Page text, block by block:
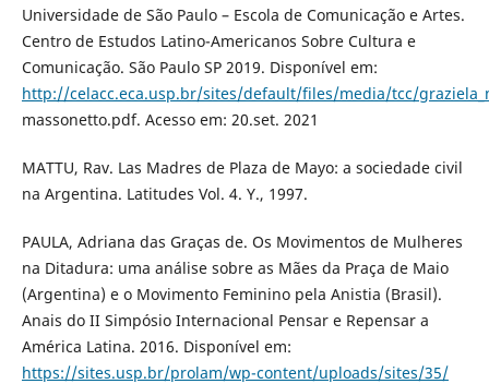
Universidade de São Paulo – Escola de Comunicação e Artes.
Centro de Estudos Latino-Americanos Sobre Cultura e
Comunicação. São Paulo SP 2019. Disponível em:
http://celacc.eca.usp.br/sites/default/files/media/tcc/
massonetto.pdf. Acesso em: 20.set. 2021
MATTU, Rav. Las Madres de Plaza de Mayo: a sociedade civil
na Argentina. Latitudes Vol. 4. Y., 1997.
PAULA, Adriana das Graças de. Os Movimentos de Mulheres
na Ditadura: uma análise sobre as Mães da Praça de Maio
(Argentina) e o Movimento Feminino pela Anistia (Brasil).
Anais do II Simpósio Internacional Pensar e Repensar a
América Latina. 2016. Disponível em:
https://sites.usp.br/prolam/wp-content/uploads/sites/35/